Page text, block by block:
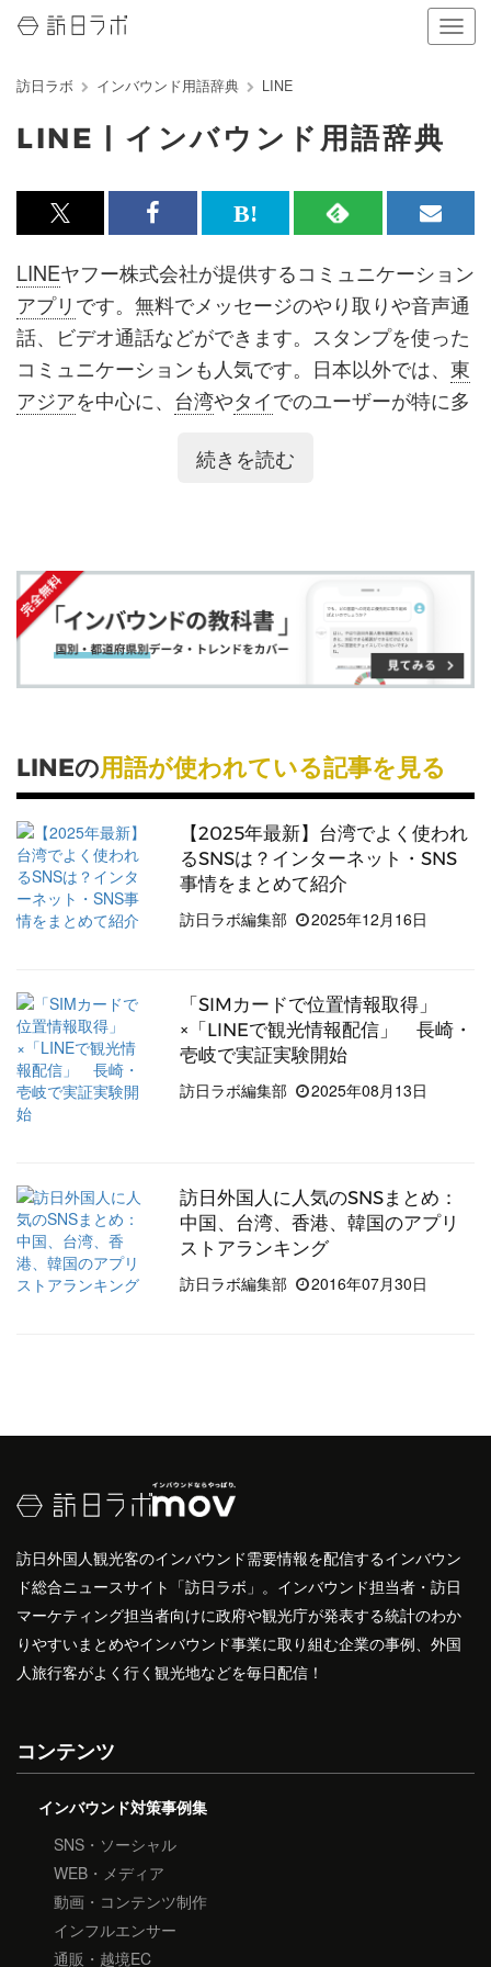
ナ
ビ
切
り
替
え
る
訪日ラボ インバウンド用語辞典 LINE
LINE | インバウンド用語辞典
x<br>
で
記
事
を
シ
Facebook<br>
で
記
事
を
シ
は
て
な
ブ
ッ
ク
ー
追
加
RSS
で
記
事
を
購
メ
ル
マ
ガ
登
録
LINEヤフー株式会社が提供するコミュニケーション
アプリです。無料でメッセージのやり取りや音声通
話、ビデオ通話などができます。スタンプを使った
コミュニケーションも人気です。日本以外では、 東
アジアを中心に、 台湾やタイでのユーザーが特に多
続きを読む
LINEの用語が使われている記事を見る
【2025年最新】台湾でよく使われ
るSNSは？インターネット・SNS
事情をまとめて紹介
訪日ラボ編集部
2025年12月16日
「SIMカードで位置情報取得」
×「LINEで観光情報配信」 長崎・
壱岐で実証実験開始
訪日ラボ編集部
2025年08月13日
訪日外国人に人気のSNSまとめ：
中国、台湾、香港、韓国のアプリ
ストアランキング
訪日ラボ編集部
2016年07月30日
訪日外国人観光客のインバウンド需要情報を配信するインバウン
ド総合ニュースサイト「訪日ラボ」。インバウンド担当者・訪日
マーケティング担当者向けに政府や観光庁が発表する統計のわか
りやすいまとめやインバウンド事業に取り組む企業の事例、外国
人旅行客がよく行く観光地などを毎日配信！
コンテンツ
インバウンド対策事例集
SNS・ソーシャル
WEB・メディア
動画・コンテンツ制作
インフルエンサー
通販・越境EC